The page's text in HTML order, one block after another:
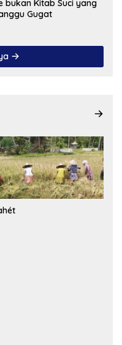
bukan Kitab Suci yang
Gugat